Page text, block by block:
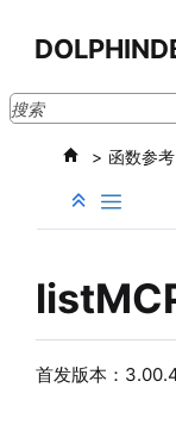
函数参考
首发版本：